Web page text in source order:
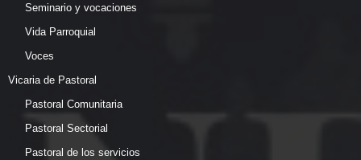
Seminario y vocaciones
Vida Parroquial
Voces
Vicaria de Pastoral
Pastoral Comunitaria
Pastoral Sectorial
Pastoral de los servicios